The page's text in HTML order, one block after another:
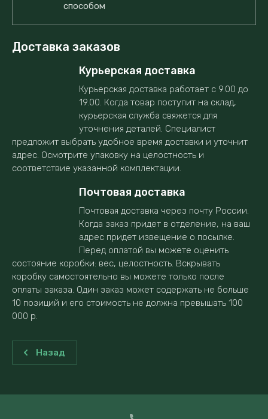
способом
Доставка заказов
Курьерская доставка
Курьерская доставка работает с 9.00 до
19.00. Когда товар поступит на склад,
курьерская служба свяжется для
уточнения деталей. Специалист
предложит выбрать удобное время доставки и уточнит
адрес. Осмотрите упаковку на целостность и
соответствие указанной комплектации.
Почтовая доставка
Почтовая доставка через почту России.
Когда заказ придет в отделение, на ваш
адрес придет извещение о посылке.
Перед оплатой вы можете оценить
состояние коробки: вес, целостность. Вскрывать
коробку самостоятельно вы можете только после
оплаты заказа. Один заказ может содержать не больше
10 позиций и его стоимость не должна превышать 100
000 р.
Назад